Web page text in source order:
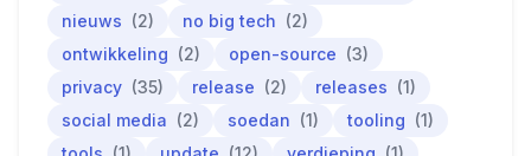
nieuws (2) no big tech (2)
ontwikkeling (2) open-source (3)
privacy (35) release (2) releases (1)
social media (2) soedan (1) tooling (1)